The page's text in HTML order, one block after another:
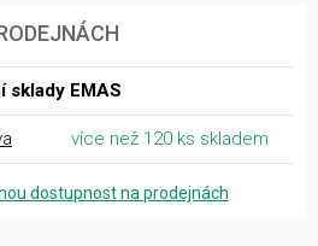
sklady EMAS
více než 120 ks skladem
dostupnost na prodejnách